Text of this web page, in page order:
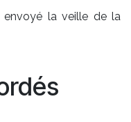
envoyé la veille de la